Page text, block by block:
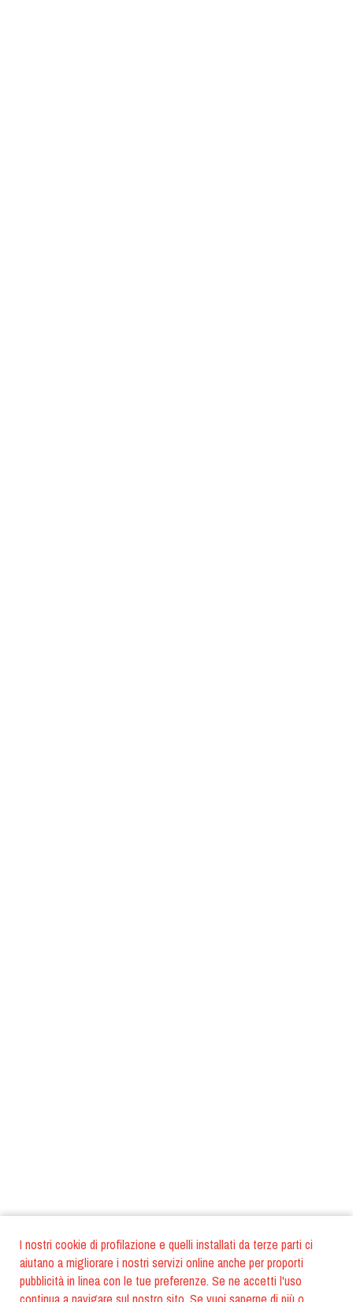
I nostri cookie di profilazione e quelli installati da terze parti ci
aiutano a migliorare i nostri servizi online anche per proporti
pubblicità in linea con le tue preferenze. Se ne accetti l'uso